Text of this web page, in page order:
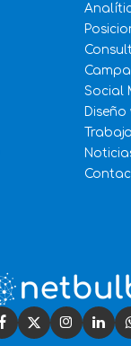
Social
Diseño